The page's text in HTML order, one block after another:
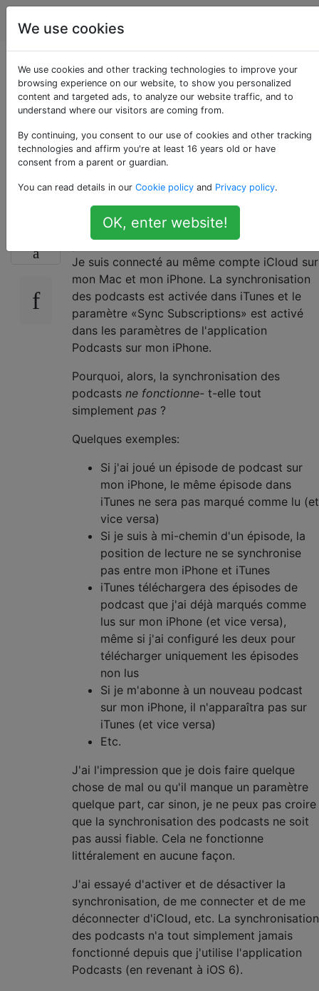
Apple
La synchronisation
des podcasts entre
iTunes et iPhone ne
fonctionne pas
J'utilise iTunes 11.1, iOS 7.1 et Podcasts 2.0.2
pour iOS, les dernières versions de chacun.
Je suis connecté au même compte iCloud sur
mon Mac et mon iPhone. La synchronisation
des podcasts est activée dans iTunes et le
paramètre «Sync Subscriptions» est activé
dans les paramètres de l'application
Podcasts sur mon iPhone.
Pourquoi, alors, la synchronisation des
podcasts ne fonctionne- t-elle tout
simplement pas ?
Quelques exemples:
Si j'ai joué un épisode de podcast sur
mon iPhone, le même épisode dans
iTunes ne sera pas marqué comme lu (et
vice versa)
Si je suis à mi-chemin d'un épisode, la
position de lecture ne se synchronise
pas entre mon iPhone et iTunes
iTunes téléchargera des épisodes de
podcast que j'ai déjà marqués comme
lus sur mon iPhone (et vice versa),
même si j'ai configuré les deux pour
télécharger uniquement les épisodes
non lus
Si je m'abonne à un nouveau podcast
sur mon iPhone, il n'apparaîtra pas sur
iTunes (et vice versa)
Etc.
J'ai l'impression que je dois faire quelque
chose de mal ou qu'il manque un paramètre
quelque part, car sinon, je ne peux pas croire
que la synchronisation des podcasts ne soit
pas aussi fiable. Cela ne fonctionne
littéralement en aucune façon.
J'ai essayé d'activer et de désactiver la
synchronisation, de me connecter et de me
déconnecter d'iCloud, etc. La synchronisation
des podcasts n'a tout simplement jamais
fonctionné depuis que j'utilise l'application
Podcasts (en revenant à iOS 6).
We use cookies
We use cookies and other tracking technologies to improve your
browsing experience on our website, to show you personalized
content and targeted ads, to analyze our website traffic, and to
understand where our visitors are coming from.
By continuing, you consent to our use of cookies and other tracking
technologies and affirm you're at least 16 years old or have
consent from a parent or guardian.
You can read details in our Cookie policy and Privacy policy.
OK, enter website!